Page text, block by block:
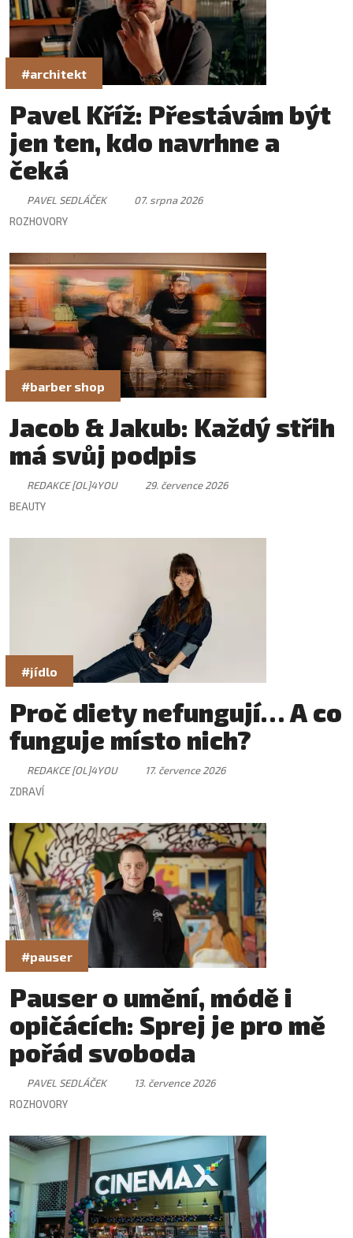
#architekt
Pavel Kříž: Přestávám být
jen ten, kdo navrhne a
čeká
PAVEL SEDLÁČEK
07. srpna 2026
ROZHOVORY
#barber shop
Jacob & Jakub: Každý střih
má svůj podpis
REDAKCE [OL]4YOU
29. července 2026
BEAUTY
#jídlo
Proč diety nefungují… A co
funguje místo nich?
REDAKCE [OL]4YOU
17. července 2026
ZDRAVÍ
#pauser
Pauser o umění, módě i
opičácích: Sprej je pro mě
pořád svoboda
PAVEL SEDLÁČEK
13. července 2026
ROZHOVORY